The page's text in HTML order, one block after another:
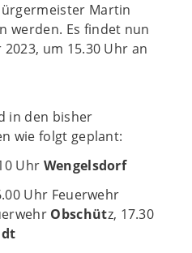
Martin
werden. Es findet nun
um 15.30 Uhr an
in den bisher
wie folgt geplant:
Uhr Wengelsdorf
Uhr Feuerwehr
Obschütz, 17.30